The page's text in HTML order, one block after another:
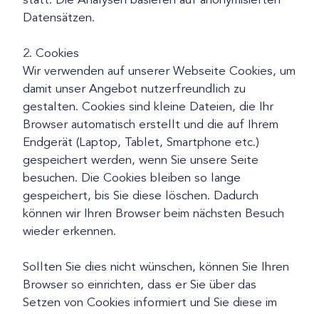
Datensätzen.
2. Cookies
Wir verwenden auf unserer Webseite Cookies, um
damit unser Angebot nutzerfreundlich zu
gestalten. Cookies sind kleine Dateien, die Ihr
Browser automatisch erstellt und die auf Ihrem
Endgerät (Laptop, Tablet, Smartphone etc.)
gespeichert werden, wenn Sie unsere Seite
besuchen. Die Cookies bleiben so lange
gespeichert, bis Sie diese löschen. Dadurch
können wir Ihren Browser beim nächsten Besuch
wieder erkennen.
Sollten Sie dies nicht wünschen, können Sie Ihren
Browser so einrichten, dass er Sie über das
Setzen von Cookies informiert und Sie diese im